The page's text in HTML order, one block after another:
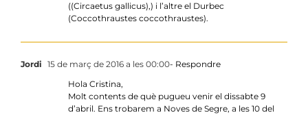
((Circaetus gallicus),) i l’altre el Durbec
(Coccothraustes coccothraustes).
Jordi 15 de març de 2016 a les 00:00- Respondre
Hola Cristina,
Molt contents de què pugueu venir el dissabte 9
d’abril. Ens trobarem a Noves de Segre, a les 10 del